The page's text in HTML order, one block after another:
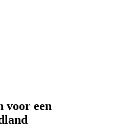
voor een